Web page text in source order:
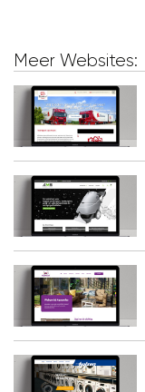
Meer Websites: